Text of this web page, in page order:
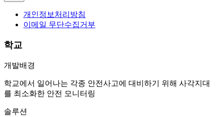
개인정보처리방침
이메일 무단수집거부
학교
개발배경
학교에서 일어나는 각종 안전사고에 대비하기 위해 사각지대
를 최소화한 안전 모니터링
솔루션